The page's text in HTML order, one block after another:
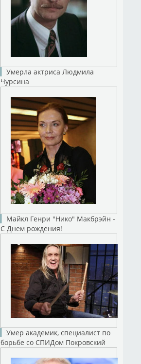
Умерла актриса Людмила
Чурсина
Майкл Генри "Нико" Макбрэйн -
С Днем рождения!
Умер академик, специалист по
борьбе со СПИДом Покровский